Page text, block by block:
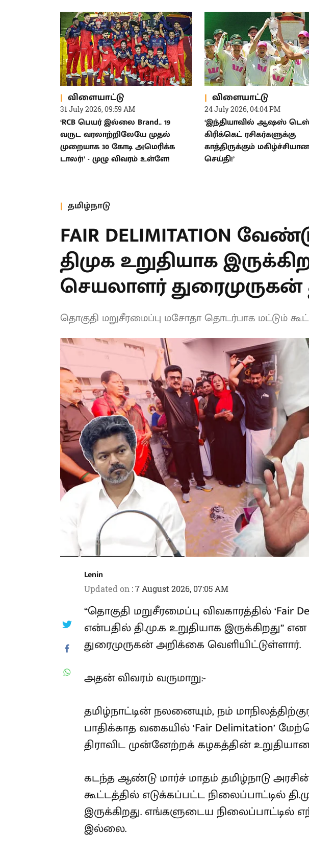
ஐசிசி டெஸ்ட் தரவரிசை
Related Stories
‘RCB பெயர் இல்லை Brand.. 19
முறையாக 30 கோடி அமெரிக்க
டாலர்!’ - முழு விவரம் உள்ளே!
காத்திருக்கும் மகிழ்ச்சியான
செய்தி!’
தமிழ்நாடு
FAIR DELIMITATION
என்பதில் திமுக
இருக்கிறது : பொதுச்
துரைமுருகன் திட்டவட்டம்!
தொகுதி மறுசீரமைப்பு மசோதா தொடர்பாக மட்டும்
முடியாது!
Lenin
“தொகுதி மறுசீரமைப்பு விவகாரத்தில் ‘Fair
என்பதில் தி.மு.க உறுதியாக இருக்கிறது”
செயலாளர் துரைமுருகன் அறிக்கை
அதன் விவரம் வருமாறு:-
தமிழ்நாட்டின் நலனையும், நம்
பிரதிநிதித்துவத்தையும் பாதிக்காத வகையில்